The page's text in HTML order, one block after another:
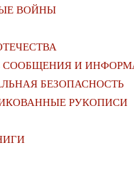
ВОЙНЫ
СООБЩЕНИЯ И
БЕЗОПАСНОСТЬ
РУКОПИСИ